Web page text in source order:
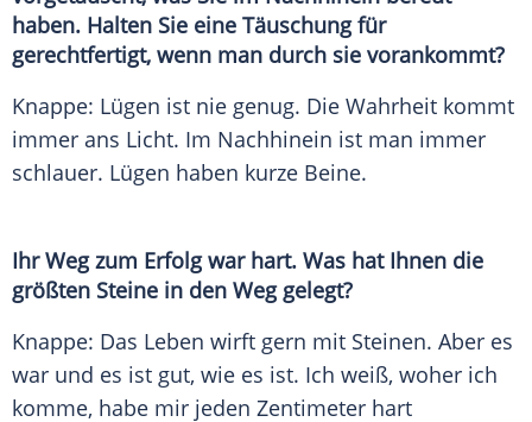
haben. Halten Sie eine Täuschung für
gerechtfertigt, wenn man durch sie vorankommt?
Knappe: Lügen ist nie genug. Die Wahrheit kommt
immer ans Licht. Im Nachhinein ist man immer
schlauer. Lügen haben kurze Beine.
Ihr Weg zum Erfolg war hart. Was hat Ihnen die
größten Steine in den Weg gelegt?
Knappe: Das Leben wirft gern mit Steinen. Aber es
war und es ist gut, wie es ist. Ich weiß, woher ich
komme, habe mir jeden Zentimeter hart